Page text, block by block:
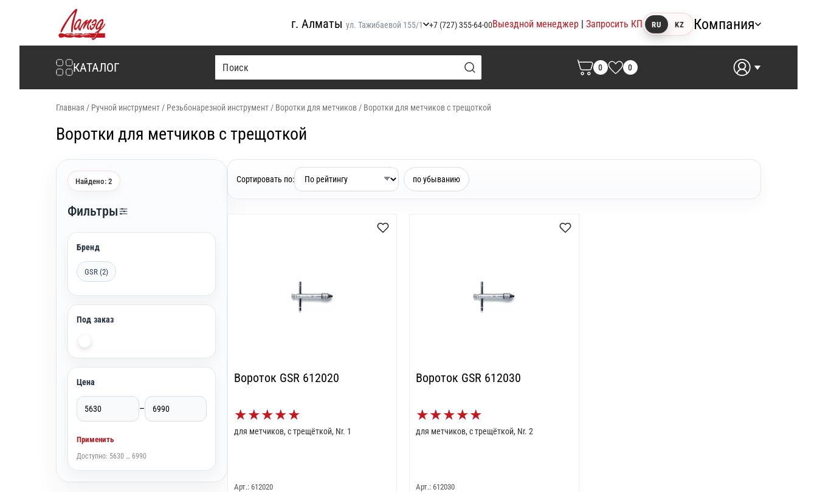
Интернет-магазин Ламэд
г. Алматы ул. Тажибаевой 155/1 +7 (727) 355-64-00Выездной менеджер | Запросить КП RU KZ Компания
КАТАЛОГ 0 0
Главная / Ручной инструмент / Резьбонарезной инструмент / Воротки для метчиков / Воротки для метчиков с трещоткой
Воротки для метчиков с трещоткой
Найдено: 2
Фильтры
Бренд
GSR (2)
Под заказ
Цена
–
Применить
Доступно: 5630 … 6990
Сортировать по: по убыванию
Вороток GSR 612020
★★★★★
для метчиков, с трещёткой, Nr. 1
Арт.: 612020
Вороток GSR 612030
★★★★★
для метчиков, с трещёткой, Nr. 2
Арт.: 612030